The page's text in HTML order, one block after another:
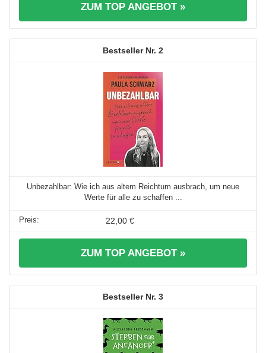
ZUM TOP ANGEBOT »
2
Unbezahlbar: Wie ich aus altem Reichtum ausbrach, um neue
Werte für alle zu schaffen ...
22,00 €
ZUM TOP ANGEBOT »
3